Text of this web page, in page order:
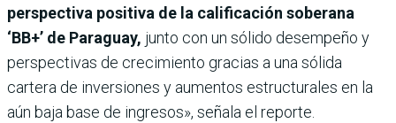
perspectiva positiva de la calificación soberana
‘BB+’ de Paraguay, junto con un sólido desempeño y
perspectivas de crecimiento gracias a una sólida
cartera de inversiones y aumentos estructurales en la
aún baja base de ingresos», señala el reporte.